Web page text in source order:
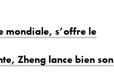
mondiale, s’offre le
Zheng lance bien son